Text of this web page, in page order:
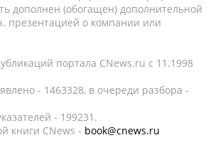
дополнен (обогащен) дополнительной
презентацией о компании или
портала CNews.ru c 11.1998
- 1463328, в очереди разбора -
- 199231.
книги CNews - book@cnews.ru